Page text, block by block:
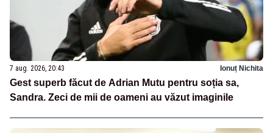
7 aug. 2026, 20:43 Ionuț Nichita
Gest superb făcut de Adrian Mutu pentru soția sa,
Sandra. Zeci de mii de oameni au văzut imaginile